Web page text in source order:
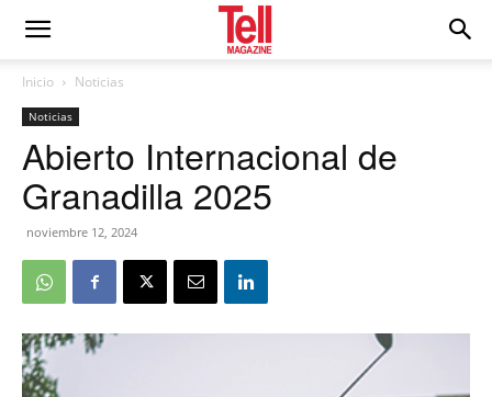
Inicio Noticias
Noticias
Abierto Internacional de
Granadilla 2025
noviembre 12, 2024